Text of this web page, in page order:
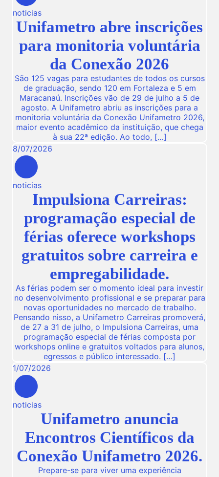
noticias
Unifametro abre inscrições
para monitoria voluntária
da Conexão 2026
São 125 vagas para estudantes de todos os cursos
de graduação, sendo 120 em Fortaleza e 5 em
Maracanaú. Inscrições vão de 29 de julho a 5 de
agosto. A Unifametro abriu as inscrições para a
monitoria voluntária da Conexão Unifametro 2026,
maior evento acadêmico da instituição, que chega
à sua 22ª edição. Ao todo, […]
8/07/2026
noticias
Impulsiona Carreiras:
programação especial de
férias oferece workshops
gratuitos sobre carreira e
empregabilidade.
As férias podem ser o momento ideal para investir
no desenvolvimento profissional e se preparar para
novas oportunidades no mercado de trabalho.
Pensando nisso, a Unifametro Carreiras promoverá,
de 27 a 31 de julho, o Impulsiona Carreiras, uma
programação especial de férias composta por
workshops online e gratuitos voltados para alunos,
egressos e público interessado. […]
1/07/2026
noticias
Unifametro anuncia
Encontros Científicos da
Conexão Unifametro 2026.
Prepare-se para viver uma experiência